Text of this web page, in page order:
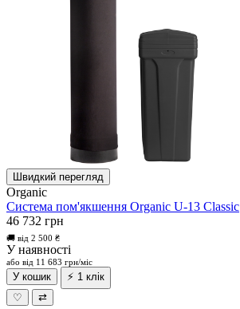
Швидкий перегляд
Organic
Система пом'якшення Organic U-13 Classic
46 732 грн
🚚 від 2 500 ₴
У наявності
або від 11 683 грн/міс
У кошик
⚡ 1 клік
♡
⇄